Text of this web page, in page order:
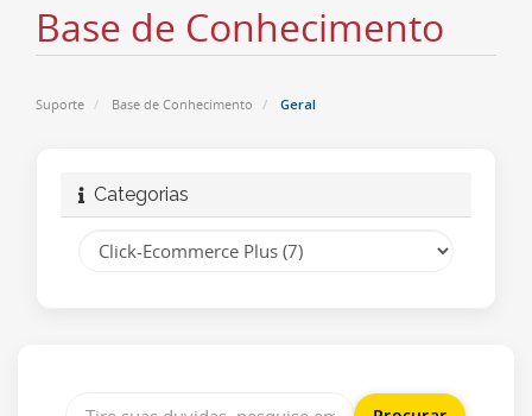
Base de Conhecimento
Suporte Base de Conhecimento Geral
Categorias